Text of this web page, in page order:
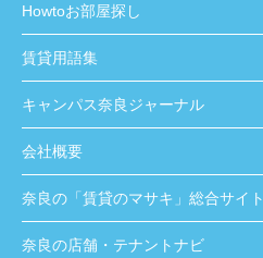
Howtoお部屋探し
賃貸用語集
キャンパス奈良ジャーナル
会社概要
奈良の「賃貸のマサキ」総合サイト
奈良の店舗・テナントナビ